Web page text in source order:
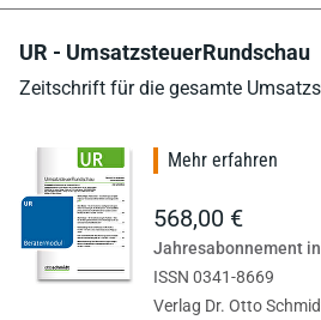
UR - UmsatzsteuerRundschau
Zeitschrift für die gesamte
Mehr erfahren
568,00 €
Jahresabonnement
ISSN 0341-8669
Verlag Dr. Otto